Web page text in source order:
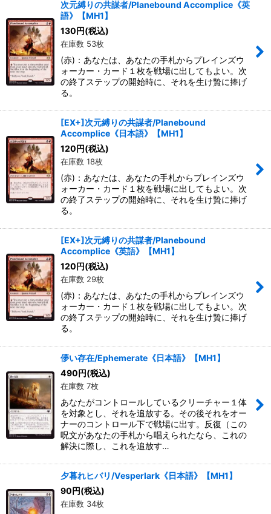
次元縛りの共謀者/Planebound Accomplice《英
語》【MH1】
130円(税込)
在庫数 53枚
(赤)：あなたは、あなたの手札からプレインズウ
ォーカー・カード１枚を戦場に出してもよい。次
の終了ステップの開始時に、それを生け贄に捧げ
る。
[EX+]次元縛りの共謀者/Planebound
Accomplice《日本語》【MH1】
120円(税込)
在庫数 18枚
(赤)：あなたは、あなたの手札からプレインズウ
ォーカー・カード１枚を戦場に出してもよい。次
の終了ステップの開始時に、それを生け贄に捧げ
る。
[EX+]次元縛りの共謀者/Planebound
Accomplice《英語》【MH1】
120円(税込)
在庫数 29枚
(赤)：あなたは、あなたの手札からプレインズウ
ォーカー・カード１枚を戦場に出してもよい。次
の終了ステップの開始時に、それを生け贄に捧げ
る。
儚い存在/Ephemerate《日本語》【MH1】
490円(税込)
在庫数 7枚
あなたがコントロールしているクリーチャー１体
を対象とし、それを追放する。その後それをオー
ナーのコントロール下で戦場に出す。反復（この
呪文があなたの手札から唱えられたなら、これの
解決に際し、これを追放す…
夕暮れヒバリ/Vesperlark《日本語》【MH1】
90円(税込)
在庫数 34枚